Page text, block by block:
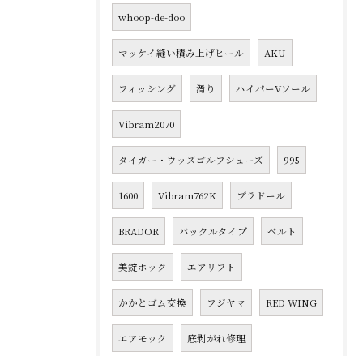
whoop-de-doo
マッケイ縫い積み上げヒール AKU
フィッシング 滑り ハイパーVソール
Vibram2070
タイガー・ウッズゴルフシューズ 995
1600 Vibram762K ブラドール
BRADOR バックルタイプ ベルト
美錠ホック エアリフト
かかとゴム交換 フジヤマ RED WING
エアモック 底剥がれ修理